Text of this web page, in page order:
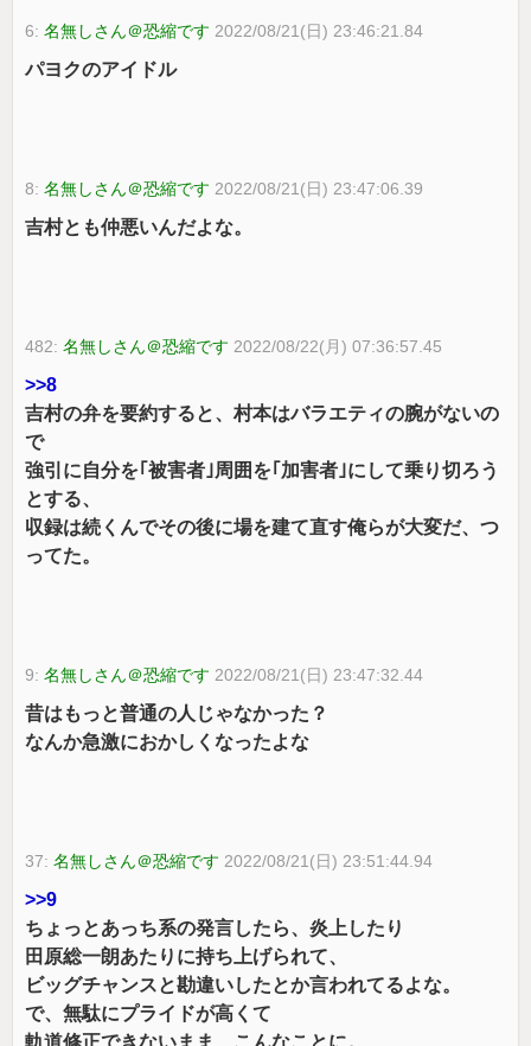
6:名無しさん＠恐縮です 2022/08/21(日) 23:46:21.84
パヨクのアイドル
8:名無しさん＠恐縮です 2022/08/21(日) 23:47:06.39
吉村とも仲悪いんだよな。
482:名無しさん＠恐縮です 2022/08/22(月) 07:36:57.45
>>8
吉村の弁を要約すると、村本はバラエティの腕がないの
で
強引に自分を｢被害者｣周囲を｢加害者｣にして乗り切ろう
とする、
収録は続くんでその後に場を建て直す俺らが大変だ、つ
ってた。
9:名無しさん＠恐縮です 2022/08/21(日) 23:47:32.44
昔はもっと普通の人じゃなかった？
なんか急激におかしくなったよな
37:名無しさん＠恐縮です 2022/08/21(日) 23:51:44.94
>>9
ちょっとあっち系の発言したら、炎上したり
田原総一朗あたりに持ち上げられて、
ビッグチャンスと勘違いしたとか言われてるよな。
で、無駄にプライドが高くて
軌道修正できないまま、こんなことに。